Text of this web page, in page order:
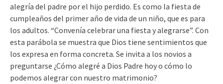
alegría del padre por el hijo perdido. Es como la fiesta de
cumpleaños del primer año de vida de un niño, que es para
los adultos. “Convenía celebrar una fiesta y alegrarse”. Con
esta parábola se muestra que Dios tiene sentimientos que
los expresa en forma concreta. Se invita a los novios a
preguntarse ¿Cómo alegré a Dios Padre hoy o cómo lo
podemos alegrar con nuestro matrimonio?